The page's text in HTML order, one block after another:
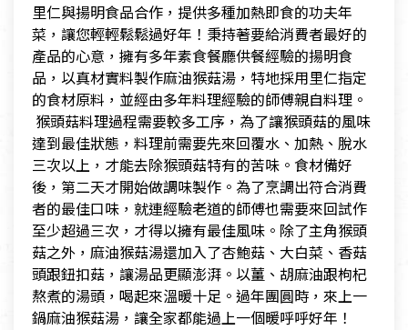
里仁與揚明食品合作，提供多種加熱即食的功夫年
菜，讓您輕輕鬆鬆過好年！秉持著要給消費者最好的
產品的心意，擁有多年素食餐廳供餐經驗的揚明食
品，以真材實料製作麻油猴菇湯，特地採用里仁指定
的食材原料，並經由多年料理經驗的師傅親自料理。
​ 猴頭菇料理過程需要較多工序，為了讓猴頭菇的風味
達到最佳狀態，料理前需要先來回覆水、加熱、脫水
三次以上，才能去除猴頭菇特有的苦味。食材備好
後，第二天才開始做調味製作。為了烹調出符合消費
者的最佳口味，就連經驗老道的師傅也需要來回試作
至少超過三次，才得以擁有最佳風味。除了主角猴頭
菇之外，麻油猴菇湯還加入了杏鮑菇、大白菜、香菇
頭跟鈕扣菇，讓湯品更顯澎湃。以薑、胡麻油跟枸杞
熬煮的湯頭，喝起來溫暖十足。過年團圓時，來上一
鍋麻油猴菇湯，讓全家都能過上一個暖呼呼好年！